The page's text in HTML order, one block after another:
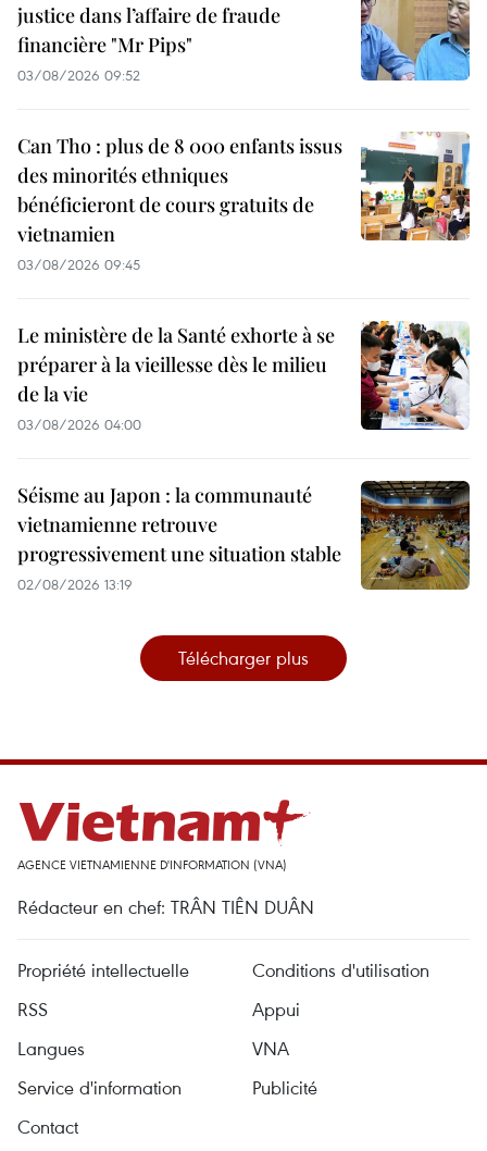
justice dans l’affaire de fraude
financière "Mr Pips"
03/08/2026 09:52
Can Tho : plus de 8 000 enfants issus
des minorités ethniques
bénéficieront de cours gratuits de
vietnamien
03/08/2026 09:45
Le ministère de la Santé exhorte à se
préparer à la vieillesse dès le milieu
de la vie
03/08/2026 04:00
Séisme au Japon : la communauté
vietnamienne retrouve
progressivement une situation stable
02/08/2026 13:19
Télécharger plus
AGENCE VIETNAMIENNE D'INFORMATION (VNA)
Rédacteur en chef: TRÂN TIÊN DUÂN
Propriété intellectuelle
Conditions d'utilisation
RSS
Appui
Langues
VNA
Service d'information
Publicité
Contact